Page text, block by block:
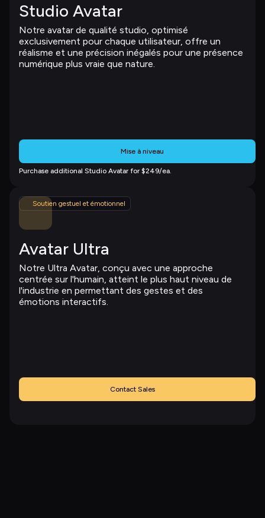
Studio Avatar
Notre avatar de qualité studio, optimisé
exclusivement pour chaque utilisateur, offre un
réalisme et une précision inégalés pour une présence
numérique plus vraie que nature.
Mise à niveau
Purchase additional Studio Avatar for $249/ea.
Soutien gestuel et émotionnel
Avatar Ultra
Notre Ultra Avatar, conçu avec une approche
centrée sur l'humain, atteint le plus haut niveau de
l'industrie en permettant des gestes et des
émotions interactifs.
Contact Sales